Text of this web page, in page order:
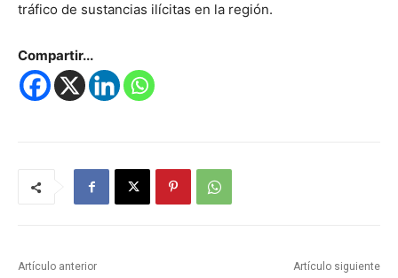
tráfico de sustancias ilícitas en la región.
Compartir...
Artículo anterior Artículo siguiente